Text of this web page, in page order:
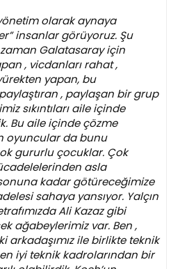
olarak aynaya
insanlar görüyoruz. Şu
zaman Galatasaray için
, vicdanları rahat ,
yapan, bu
, paylaşan bir grup
sıkıntıları aile içinde
Bu aile içinde çözme
oyuncular da bunu
gururlu çocuklar. Çok
asla
kadar götüreceğimize
sahaya yansıyor. Yalçın
Ali Kazaz gibi
ağabeylerimiz var. Ben ,
arkadaşımız ile birlikte teknik
iyi teknik kadrolarından bir